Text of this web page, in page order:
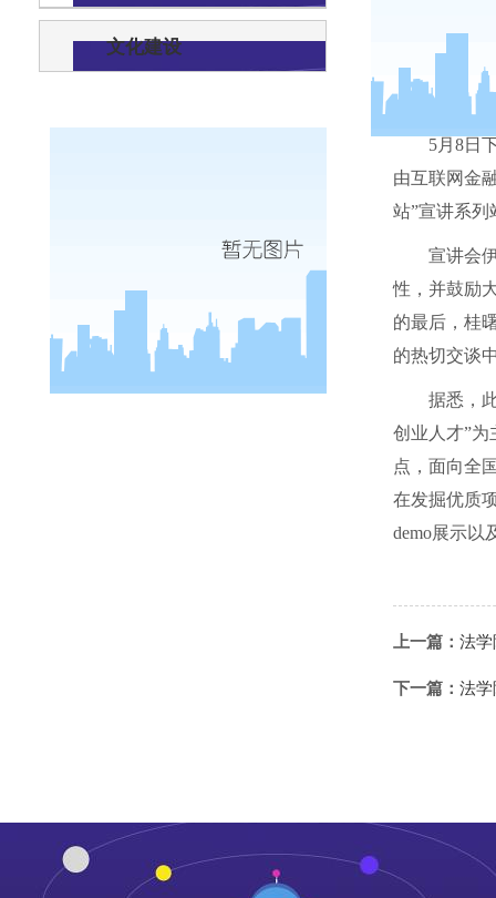
文化建设
5月 8日
由互联网金
站”宣讲系列
宣讲会
性，并鼓励
的最后，桂
的热切交谈
据悉，
创业人才”
点，面向全
在发掘优质
demo展示以
上一篇： 法
下一篇： 法